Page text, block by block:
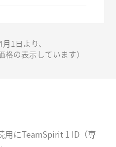
月1日より、
の表示しています）
用にTeamSpirit 1 ID（専